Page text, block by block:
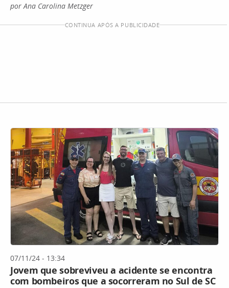
por Ana Carolina Metzger
CONTINUA APÓS A PUBLICIDADE
07/11/24 - 13:34
Jovem que sobreviveu a acidente se encontra
com bombeiros que a socorreram no Sul de SC